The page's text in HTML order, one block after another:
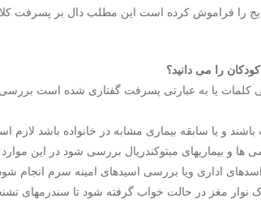
را فراموش کرده است این مطلب دال بر پسرفت
را می دانید؟
یا به عبارتی پسرفت گفتاری شده است بررسی
و یا سابقه بیماری مشابه در خانواده باشد لازم
ها و بیماریهای میتوکندریال بررسی شود در این
نوار مغز در حالت خواب گرفته شود تا سندرمهای